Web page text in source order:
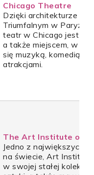
Chicago Theatre
Dzięki architekturze
Triumfalnym w Paryżu i
teatr w Chicago jest
a także miejscem, w
się muzyką, komedią i
atrakcjami.
The Art Institute of
Jedno z największych i
na świecie, Art Institute
w swojej stałej kolekcji